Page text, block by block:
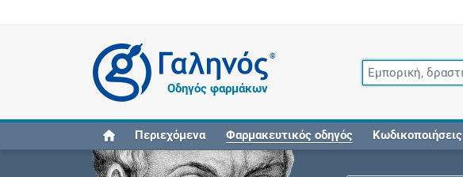
®
Οδηγός φαρμάκων
Περιεχόμενα Φαρμακευτικός οδηγός Κωδικοποιήσεις